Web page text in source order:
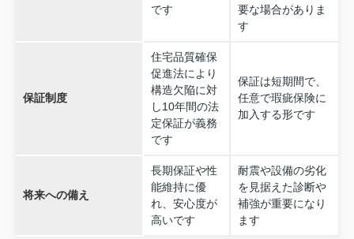
です
要な場合がありま
す
保証制度
住宅品質確保
促進法により
構造欠陥に対
し10年間の法
定保証が義務
です
保証は短期間で、
任意で瑕疵保険に
加入する形です
将来への備え
長期保証や性
能維持に優
れ、安心度が
高いです
耐震や設備の劣化
を見据えた診断や
補強が重要になり
ます